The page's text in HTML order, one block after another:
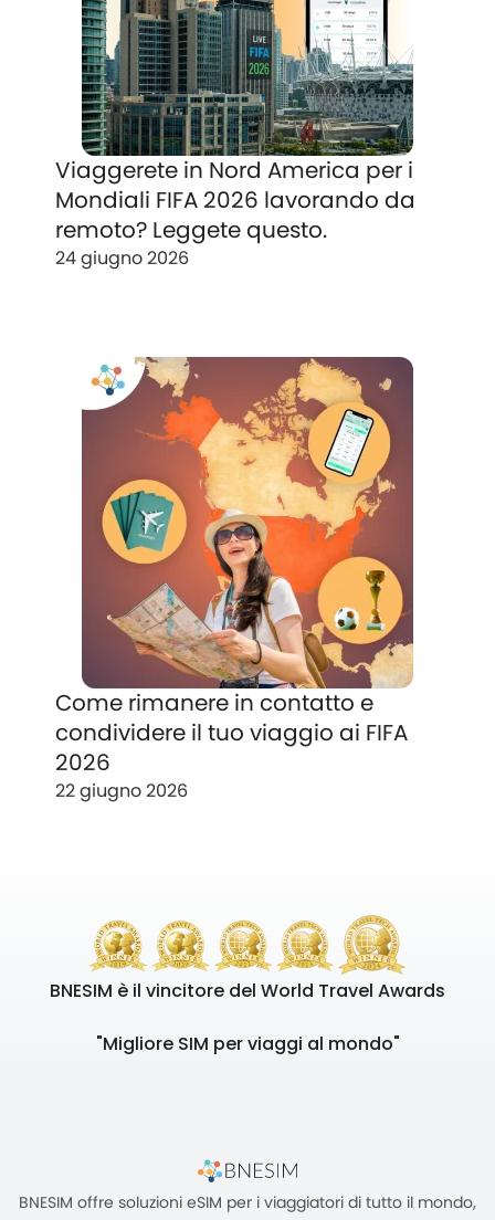
Viaggerete in Nord America per i
Mondiali FIFA 2026 lavorando da
remoto? Leggete questo.
24 giugno 2026
Come rimanere in contatto e
condividere il tuo viaggio ai FIFA
2026
22 giugno 2026
BNESIM è il vincitore del World Travel Awards
"Migliore SIM per viaggi al mondo"
BNESIM offre soluzioni eSIM per i viaggiatori di tutto il mondo,